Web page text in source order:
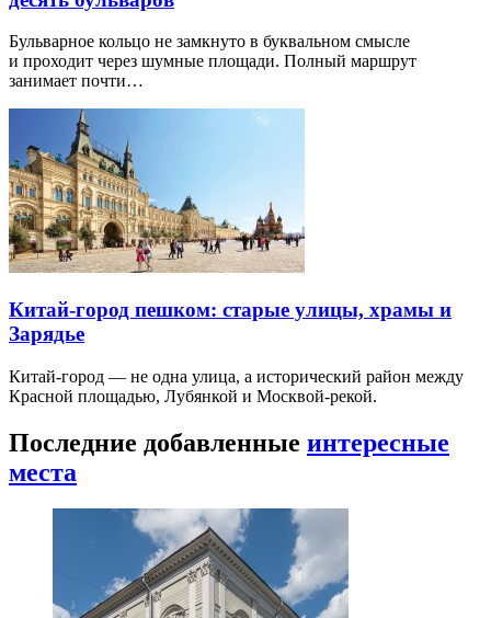
Московский модерн: архитектурный маршрут
по лучшим зданиям
Московский модерн лучше смотреть как систему, а не как
с композицией…
Бульварное кольцо пешком: маршрут через
десять бульваров
Бульварное кольцо не замкнуто в буквальном смысле
и проходит через шумные площади. Полный маршрут
занимает почти…